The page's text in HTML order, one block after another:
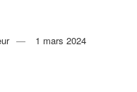
1 mars 2024